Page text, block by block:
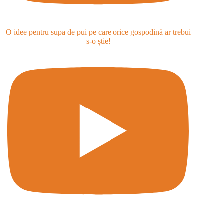
O idee pentru supa de pui pe care orice gospodină ar trebui
s-o știe!